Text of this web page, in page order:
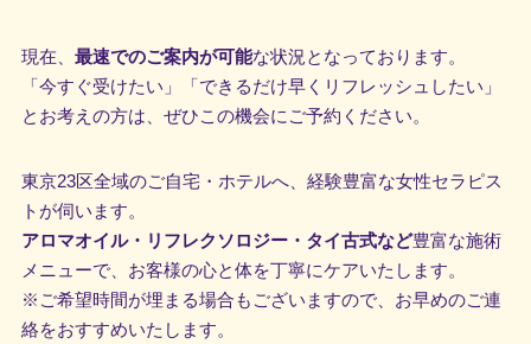
現在、 最速でのご案内が可能な状況となっております。
「今すぐ受けたい」「できるだけ早くリフレッシュしたい」
とお考えの方は、ぜひこの機会にご予約ください。
東京23区全域のご自宅・ホテルへ、経験豊富な女性セラピス
トが伺います。
アロマオイル・リフレクソロジー・タイ古式など豊富な施術
メニューで、お客様の心と体を丁寧にケアいたします。
※ご希望時間が埋まる場合もございますので、お早めのご連
絡をおすすめいたします。